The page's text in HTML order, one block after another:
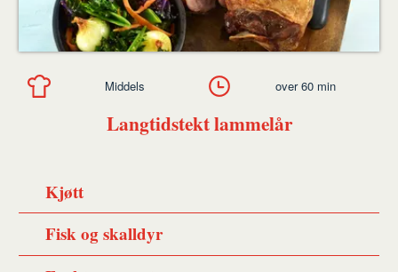
Langtidstekt lammelår
Middels over 60 min
Kjøtt
Fisk og skalldyr